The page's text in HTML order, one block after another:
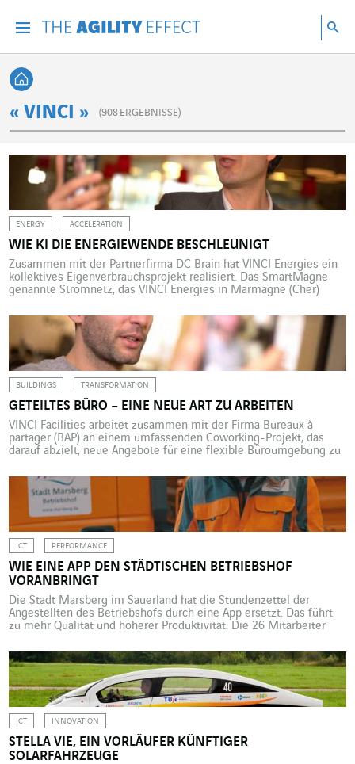
Zurück zur Startseite
« VINCI » (908 ERGEBNISSE)
ENERGY ACCELERATION
WIE KI DIE ENERGIEWENDE BESCHLEUNIGT
Zusammen mit der Partnerfirma DC Brain hat VINCI Energies ein
kollektives Eigenverbrauchsprojekt realisiert. Das SmartMagne
genannte Stromnetz, das VINCI Energies in Marmagne (Cher)
im Maßstab 1:1“ ausgewiesen, so Arnaud Banner, Technical
Director Omexom (VINCI Energies). Es stützt sich auf eine KI-
basierte Lösung, die von DC Brain […]
BUILDINGS TRANSFORMATION
GETEILTES BÜRO – EINE NEUE ART ZU ARBEITEN
VINCI Facilities arbeitet zusammen mit der Firma Bureaux à
partager (BAP) an einem umfassenden Coworking-Projekt, das
darauf abzielt, neue Angebote für eine flexible Büroumgebung zu
nachgehen, komplett überdenken“, fasst Clément Alteresco, CEO
der BAP-Gruppe, zusammen. VINCI Facilities bezieht 118 VINCI
Energies-Standorte in dieses Projekt mit […]
ICT PERFORMANCE
WIE EINE APP DEN STÄDTISCHEN BETRIEBSHOF
VORANBRINGT
Die Stadt Marsberg im Sauerland hat die Stundenzettel der
Angestellten des Betriebshofs durch eine App ersetzt. Das führt
zu mehr Qualität und höherer Produktivität. Die 26 Mitarbeiter
Stundenzettel per Hand, bis sich die Stadt zur Digitalisierung des
Prozesses entschloss. Dafür wird die von der deutschen VINCI […]
ICT INNOVATION
STELLA VIE, EIN VORLÄUFER KÜNFTIGER
SOLARFAHRZEUGE